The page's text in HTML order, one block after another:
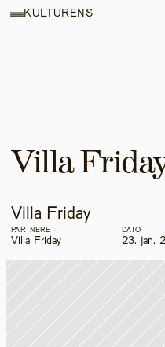
Villa
Villa Friday
PARTNERE
Villa Friday
DATO
23. jan.
KULTURENS